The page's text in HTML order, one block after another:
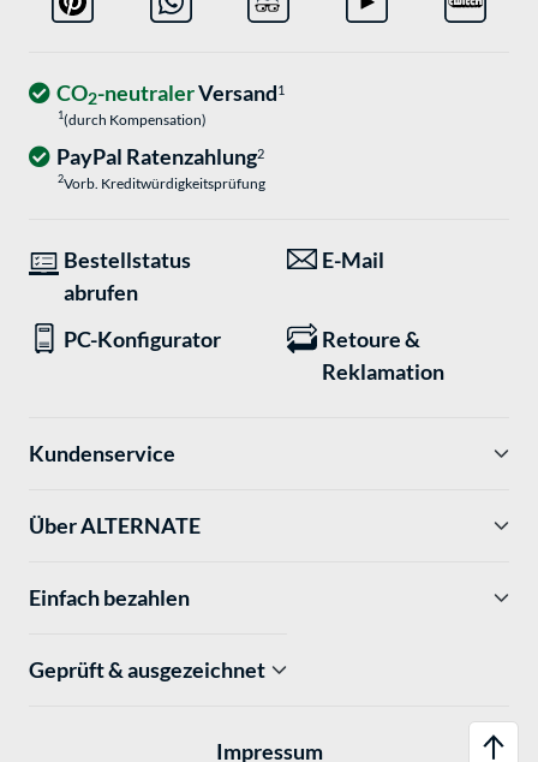
CO2-neutralerVersand1
1(durch Kompensation)
PayPal Ratenzahlung2
2Vorb. Kreditwürdigkeitsprüfung
Bestellstatus
abrufen
E-Mail
PC-Konfigurator
Retoure &
Reklamation
Kundenservice
Über ALTERNATE
Einfach bezahlen
Geprüft & ausgezeichnet
Impressum